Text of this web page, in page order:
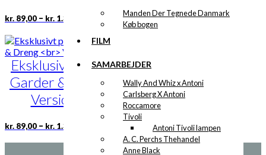
Manden Der Tegnede Danmark
Køb bogen
FILM
SAMARBEJDER
Wally And Whiz x Antoni
Carlsberg X Antoni
Roccamore
Tivoli
Antoni Tivoli lampen
A. C. Perchs Thehandel
Anne Black
varesiden
kr. 89,00 – kr. 1.399,00
Prisinterval:
kr. 89,00
til
kr. 1.399,00
Dette
vare
har
varianter.
kan
vælges
varesiden
Eksklusivt print:
Garder & Dreng
Version 3
kr. 89,00 – kr. 1.399,00
Prisinterval:
vare